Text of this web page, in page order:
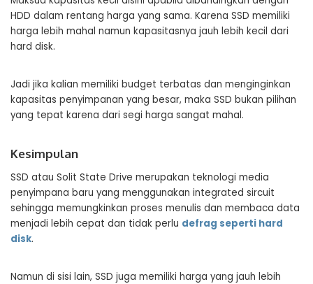
HDD dalam rentang harga yang sama. Karena SSD memiliki
harga lebih mahal namun kapasitasnya jauh lebih kecil dari
hard disk.
Jadi jika kalian memiliki budget terbatas dan menginginkan
kapasitas penyimpanan yang besar, maka SSD bukan pilihan
yang tepat karena dari segi harga sangat mahal.
Kesimpulan
SSD atau Solit State Drive merupakan teknologi media
penyimpana baru yang menggunakan integrated sircuit
sehingga memungkinkan proses menulis dan membaca data
menjadi lebih cepat dan tidak perlu defrag seperti hard
disk.
Namun di sisi lain, SSD juga memiliki harga yang jauh lebih